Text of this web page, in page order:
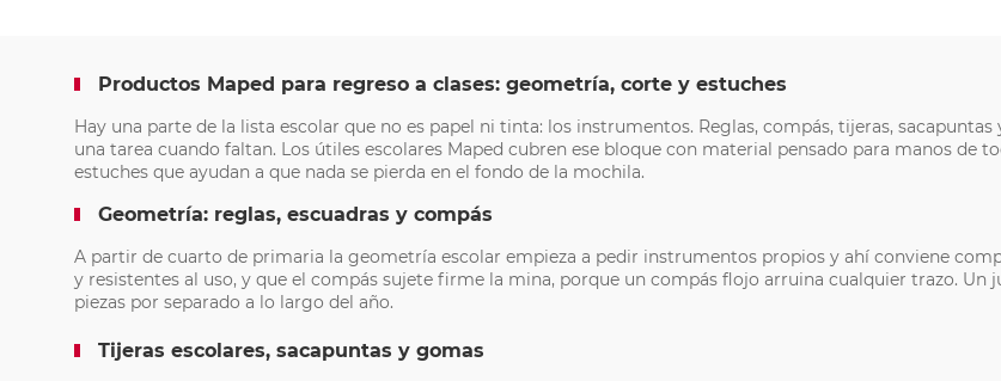
Productos Maped para regreso a clases: geometría, corte y estuches
Hay una parte de la lista escolar que no es papel ni tinta: los instrumentos. Reglas, compás, tijeras,
una tarea cuando faltan. Los útiles escolares Maped cubren ese bloque con material pensado para manos de
estuches que ayudan a que nada se pierda en el fondo de la mochila.
Geometría: reglas, escuadras y compás
A partir de cuarto de primaria la geometría escolar empieza a pedir instrumentos propios y ahí conviene
y resistentes al uso, y que el compás sujete firme la mina, porque un compás flojo arruina cualquier trazo.
piezas por separado a lo largo del año.
Tijeras escolares, sacapuntas y gomas